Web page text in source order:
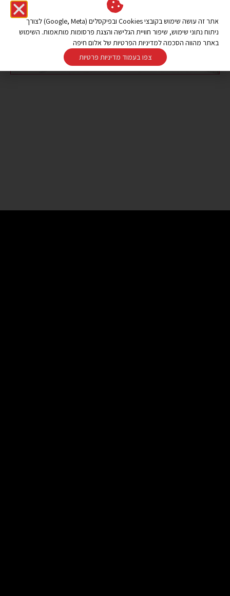
אתר זה עושה שימוש בקובצי Cookies ובפיקסלים (Google, Meta) לצורך
ניתוח נתוני שימוש, שיפור חוויית הגלישה והצגת פרסומות מותאמות. השימוש
באתר מהווה הסכמה למדיניות הפרטיות של אלום חיפה
צפו בעמוד מדיניות פרטיות